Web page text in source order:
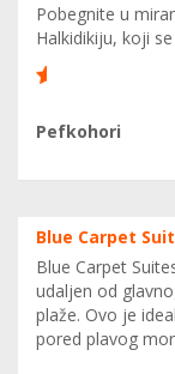
Pobegnite u
Halkidikiju, koji
6
Pefkohori
Blue Carpet
Blue Carpet
udaljen od
plaže. Ovo je
pored plavog